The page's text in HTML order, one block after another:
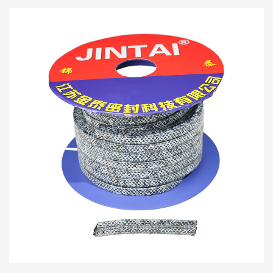
Naftni i prirodni plin: pogodni za visoke temperature
i okruženje visokog tlaka, poput rafinerija i
cjevovoda za prirodni plin.
Metalurška industrija: koristi se za brtvljenje peći s
visokim temperaturama, ispušne cijevi i druge
Polje nuklearne energije: Zbog izvrsne visoke
temperature i otpornosti na koroziju, pogodno je za
sustav brtvljenja nuklearnih reaktora.
Brodogradnja: Koristi se za brtvljenje brodskih